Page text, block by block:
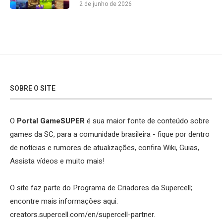
2 de junho de 2026
SOBRE O SITE
O Portal GameSUPERé sua maior fonte de conteúdo sobre
games da SC, para a comunidade brasileira - fique por dentro
de notícias e rumores de atualizações, confira Wiki, Guias,
Assista vídeos e muito mais!
O site faz parte do Programa de Criadores da Supercell;
encontre mais informações aqui:
creators.supercell.com/en/supercell-partner.